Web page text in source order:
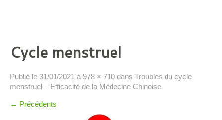
Cycle menstruel
Publié le 31/01/2021 à 978 × 710 dans Troubles du cycle
menstruel – Efficacité de la Médecine Chinoise
← Précédents